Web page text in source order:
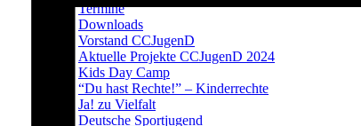
Termine
Downloads
Vorstand CCJugenD
Aktuelle Projekte CCJugenD 2024
Kids Day Camp
“Du hast Rechte!” – Kinderrechte
Ja! zu Vielfalt
Deutsche Sportjugend